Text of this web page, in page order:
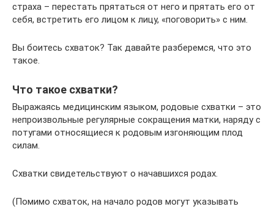
страха – перестать прятаться от него и прятать его от
себя, встретить его лицом к лицу, «поговорить» с ним.
Вы боитесь схваток? Так давайте разберемся, что это
такое.
Что такое схватки?
Выражаясь медицинским языком, родовые схватки – это
непроизвольные регулярные сокращения матки, наряду с
потугами относящиеся к родовым изгоняющим плод
силам.
Схватки свидетельствуют о начавшихся родах.
(Помимо схваток, на начало родов могут указывать